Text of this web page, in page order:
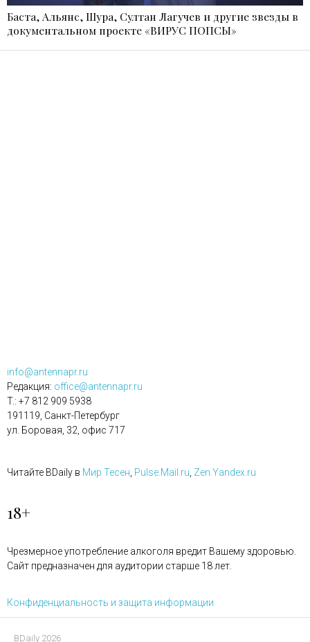
Баста, Альянс, Шура, Султан Лагучев и другие звезды в
документальном проекте «ВИРУС ПОПСЫ»
info@antennapr.ru
Редакция: office@antennapr.ru
T.: +7 812 909 5938
191119, Санкт-Петербург
ул. Боровая, 32, офис 717
Читайте BDaily в Мир Тесен, Pulse.Mail.ru, Zen.Yandex.ru
18+
Чрезмерное употребление алкоголя вредит Вашему здоровью.
Сайт предназначен для аудитории старше 18 лет.
Конфиденциальность и защита информации
BDaily 2026